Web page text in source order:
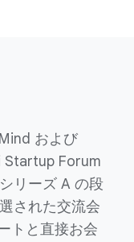
および
Startup Forum
リーズ A の段
された交流会
トと直接お会